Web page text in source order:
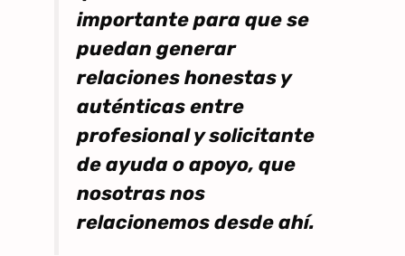
importante para que se
puedan generar
relaciones honestas y
auténticas entre
profesional y solicitante
de ayuda o apoyo, que
nosotras nos
relacionemos desde ahí.